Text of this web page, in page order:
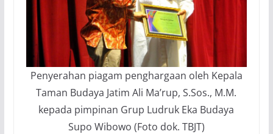
Penyerahan piagam penghargaan oleh Kepala
Taman Budaya Jatim Ali Ma’rup, S.Sos., M.M.
kepada pimpinan Grup Ludruk Eka Budaya
Supo Wibowo (Foto dok. TBJT)